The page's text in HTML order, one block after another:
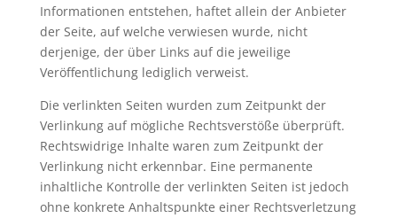
Informationen entstehen, haftet allein der Anbieter
der Seite, auf welche verwiesen wurde, nicht
derjenige, der über Links auf die jeweilige
Veröffentlichung lediglich verweist.
Die verlinkten Seiten wurden zum Zeitpunkt der
Verlinkung auf mögliche Rechtsverstöße überprüft.
Rechtswidrige Inhalte waren zum Zeitpunkt der
Verlinkung nicht erkennbar. Eine permanente
inhaltliche Kontrolle der verlinkten Seiten ist jedoch
ohne konkrete Anhaltspunkte einer Rechtsverletzung